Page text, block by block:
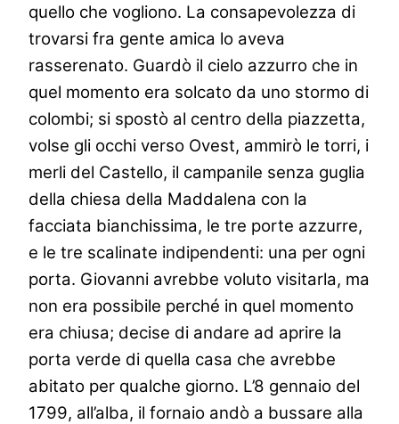
quello che vogliono. La consapevolezza di
trovarsi fra gente amica lo aveva
rasserenato. Guardò il cielo azzurro che in
quel momento era solcato da uno stormo di
colombi; si spostò al centro della piazzetta,
volse gli occhi verso Ovest, ammirò le torri, i
merli del Castello, il campanile senza guglia
della chiesa della Maddalena con la
facciata bianchissima, le tre porte azzurre,
e le tre scalinate indipendenti: una per ogni
porta. Giovanni avrebbe voluto visitarla, ma
non era possibile perché in quel momento
era chiusa; decise di andare ad aprire la
porta verde di quella casa che avrebbe
abitato per qualche giorno. L’8 gennaio del
1799, all’alba, il fornaio andò a bussare alla